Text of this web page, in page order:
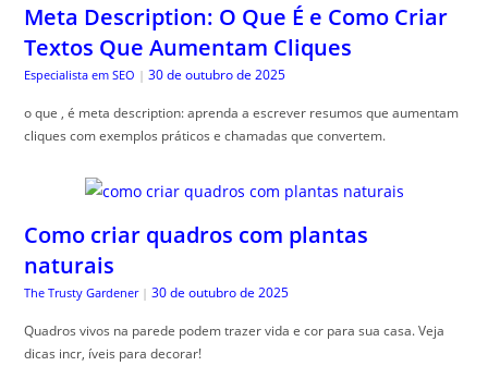
Meta Description: O Que É e Como Criar
Textos Que Aumentam Cliques
Especialista em SEO | 30 de outubro de 2025
o que , é meta description: aprenda a escrever resumos que aumentam
cliques com exemplos práticos e chamadas que convertem.
Como criar quadros com plantas
naturais
The Trusty Gardener | 30 de outubro de 2025
Quadros vivos na parede podem trazer vida e cor para sua casa. Veja
dicas incr, íveis para decorar!